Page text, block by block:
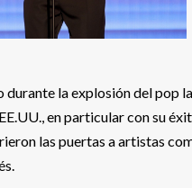
durante la explosión del pop
en particular con su
las puertas a artistas